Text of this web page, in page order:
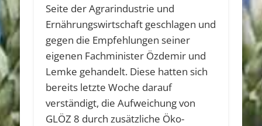
Seite der Agrarindustrie und
Ernährungswirtschaft geschlagen und
gegen die Empfehlungen seiner
eigenen Fachminister Özdemir und
Lemke gehandelt. Diese hatten sich
bereits letzte Woche darauf
verständigt, die Aufweichung von
GLÖZ 8 durch zusätzliche Öko-